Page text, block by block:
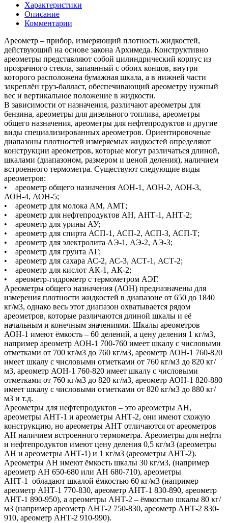
Характеристики
Описание
Комментарии
Ареометр – прибор, измеряющий плотность жидкостей,
действующий на основе закона Архимеда. Конструктивно
ареометры представляют собой цилиндрический корпус из
прозрачного стекла, запаянный с обоих концов, внутри
которого расположена бумажная шкала, а в нижней части
закреплён груз-балласт, обеспечивающий ареометру нужный
вес и вертикальное положение в жидкости.
В зависимости от назначения, различают ареометры для
бензина, ареометры для дизельного топлива, ареометры
общего назначения, ареометры для нефтепродуктов и другие
виды специализированных ареометров. Ориентировочные
диапазоны плотностей измеряемых жидкостей определяют
конструкции ареометров, которые могут различаться длиной,
шкалами (диапазоном, размером и ценой деления), наличием
встроенного термометра. Существуют следующие виды
ареометров:
• ареометр общего назначения АОН-1, АОН-2, АОН-3,
АОН-4, АОН-5;
• ареометр для молока АМ, АМТ;
• ареометр для нефтепродуктов АН, АНТ-1, АНТ-2;
• ареометр для урины АУ;
• ареометр для спирта АСП-1, АСП-2, АСП-3, АСП-Т;
• ареометр для электролита АЭ-1, АЭ-2, АЭ-3;
• ареометр для грунта АГ;
• ареометр для сахара АС-2, АС-3, АСТ-1, АСТ-2;
• ареометр для кислот АК-1, АК-2;
• ареометр-гидрометр с термометром АЭГ.
Ареометры общего назначения (АОН) предназначены для
измерения плотности жидкостей в диапазоне от 650 до 1840
кг/м3, однако весь этот диапазон охватывается рядом
ареометров, которые различаются длиной шкалы и её
начальным и конечным значениями. Шкалы ареометров
АОН-1 имеют ёмкость – 60 делений, а цену деления 1 кг/м3,
например ареометр АОН-1 700-760 имеет шкалу с числовыми
отметками от 700 кг/м3 до 760 кг/м3, ареометр АОН-1 760-820
имеет шкалу с числовыми отметками от 760 кг/м3 до 820 кг/
м3, ареометр АОН-1 760-820 имеет шкалу с числовыми
отметками от 760 кг/м3 до 820 кг/м3, ареометр АОН-1 820-880
имеет шкалу с числовыми отметками от 820 кг/м3 до 880 кг/
м3 и т.д.
Ареометры для нефтепродуктов – это ареометры АН,
ареометры АНТ-1 и ареометры АНТ-2, они имеют схожую
конструкцию, но ареометры АНТ отличаются от ареометров
АН наличием встроенного термометра. Ареометры для нефти
и нефтепродуктов имеют цену деления 0,5 кг/м3 (ареометры
АН и ареометры АНТ-1) и 1 кг/м3 (ареометры АНТ-2).
Ареометры АН имеют ёмкость шкалы 30 кг/м3, (например
ареометр АН 650-680 или АН 680-710), ареометры
АНТ-1 обладают шкалой ёмкостью 60 кг/м3 (например
ареометр АНТ-1 770-830, ареометр АНТ-1 830-890, ареометр
АНТ-1 890-950), а ареометры АНТ-2 – ёмкостью шкалы 80 кг/
м3 (например ареометр АНТ-2 750-830, ареометр АНТ-2 830-
910, ареометр АНТ-2 910-990).